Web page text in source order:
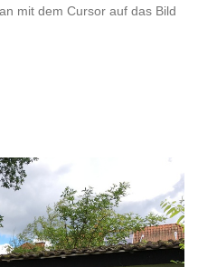
mit dem Cursor auf das Bild